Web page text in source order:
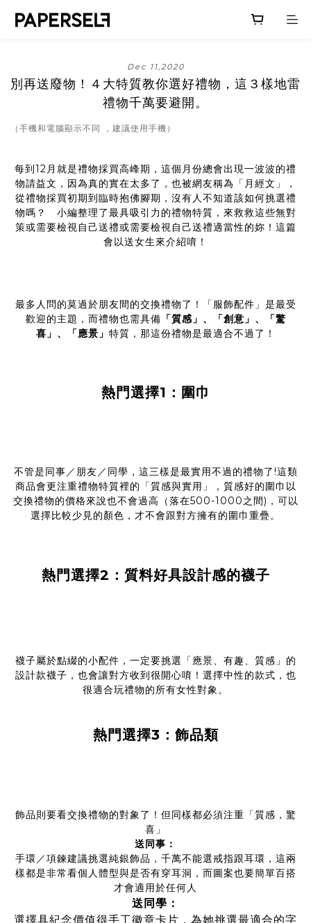
Dec 11,2020
別再送廢物！４大特質教你選好禮物，這３樣地雷
禮物千萬要避開。
（手機和電腦顯示不同 ，建議使用手機）
每到12月就是禮物採買高峰期，這個月份總會出現一波波的禮
物請益文，因為真的實在太多了，也被網友稱為「月經文」，
從禮物採買初期到臨時抱佛腳期，沒有人不知道該如何挑選禮
物嗎？ 小編整理了最具吸引力的禮物特質，來救救這些無對
策或需要檢視自己送禮或需要檢視自己送禮適當性的妳！這篇
會以送女生來介紹唷！
最多人問的莫過於朋友間的交換禮物了！「服飾配件」是最受
歡迎的主題，而禮物也需具備 「質感」、「創意」、「驚
喜」、「應景」 特質，那這份禮物是最適合不過了！
熱門選擇1：圍巾
不管是同事／朋友／同學，這三樣是最實用不過的禮物了!這類
商品會更注重禮物特質裡的「質感與實用」，質感好的圍巾以
交換禮物的價格來說也不會過高（落在500-1000之間)，可以
選擇比較少見的顏色，才不會跟對方擁有的圍巾重疊。
熱門選擇2：質料好具設計感的襪子
襪子屬於點綴的小配件，一定要挑選「應景、有趣、質感」的
設計款襪子，也會讓對方收到很開心唷！選擇中性的款式，也
很適合玩禮物的所有女性對象。
熱門選擇3：飾品類
飾品則要看交換禮物的對象了！但同樣都必須注重「質感，驚
喜」
送同事：
手環／項鍊建議挑選純銀飾品，千萬不能選戒指跟耳環，這兩
樣都是非常看個人體型與是否有穿耳洞，而圖案也要簡單百搭
才會適用於任何人
送同學：
選擇具紀念價值得手工徽章卡片，為她挑選最適合的字